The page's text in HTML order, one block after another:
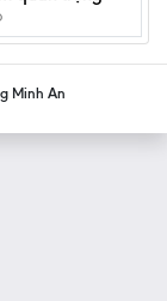
Minh An